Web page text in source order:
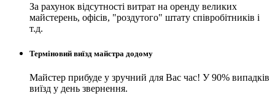
За рахунок відсутності витрат на оренду великих
майстерень, офісів, "роздутого" штату співробітників і
т.д.
Терміновий виїзд майстра додому
Майстер прибуде у зручний для Вас час! У 90% випадків
виїзд у день звернення.